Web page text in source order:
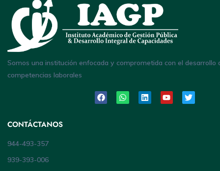
Somos una institución enfocada y comprometida con el desarrollo
competencias laborales
CONTÁCTANOS
944-493-357
939-393-006